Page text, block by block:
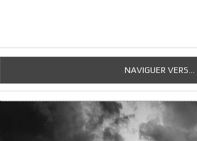
NAVIGUER VERS...